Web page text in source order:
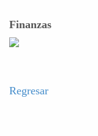
Finanzas
Regresar